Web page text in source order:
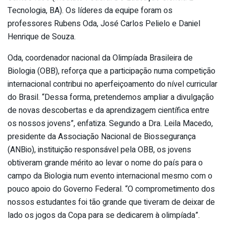
Tecnologia, BA). Os líderes da equipe foram os
professores Rubens Oda, José Carlos Pelielo e Daniel
Henrique de Souza.
Oda, coordenador nacional da Olimpíada Brasileira de
Biologia (OBB), reforça que a participação numa competição
internacional contribui no aperfeiçoamento do nível curricular
do Brasil. “Dessa forma, pretendemos ampliar a divulgação
de novas descobertas e da aprendizagem científica entre
os nossos jovens”, enfatiza. Segundo a Dra. Leila Macedo,
presidente da Associação Nacional de Biossegurança
(ANBio), instituição responsável pela OBB, os jovens
obtiveram grande mérito ao levar o nome do país para o
campo da Biologia num evento internacional mesmo com o
pouco apoio do Governo Federal. “O comprometimento dos
nossos estudantes foi tão grande que tiveram de deixar de
lado os jogos da Copa para se dedicarem à olimpíada”.